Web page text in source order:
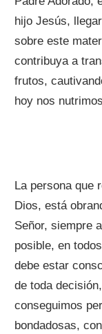
hijo Jesús,
sobre este
contribuya a
frutos,
hoy nos
La persona que
Dios, está
Señor, siempre
posible, en
debe estar
de toda
conseguimos
bondadosas,